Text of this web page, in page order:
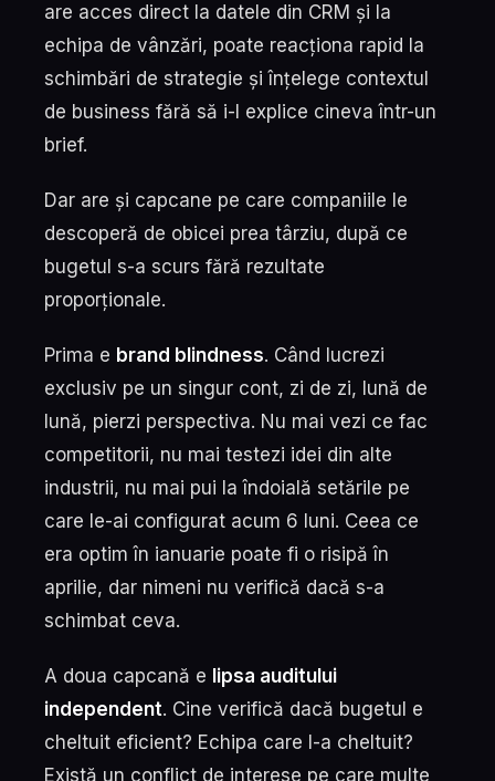
are acces direct la datele din CRM și la
echipa de vânzări, poate reacționa rapid la
schimbări de strategie și înțelege contextul
de business fără să i-l explice cineva într-un
brief.
Dar are și capcane pe care companiile le
descoperă de obicei prea târziu, după ce
bugetul s-a scurs fără rezultate
proporționale.
Prima e brand blindness. Când lucrezi
exclusiv pe un singur cont, zi de zi, lună de
lună, pierzi perspectiva. Nu mai vezi ce fac
competitorii, nu mai testezi idei din alte
industrii, nu mai pui la îndoială setările pe
care le-ai configurat acum 6 luni. Ceea ce
era optim în ianuarie poate fi o risipă în
aprilie, dar nimeni nu verifică dacă s-a
schimbat ceva.
A doua capcană e lipsa auditului
independent. Cine verifică dacă bugetul e
cheltuit eficient? Echipa care l-a cheltuit?
Există un conflict de interese pe care multe